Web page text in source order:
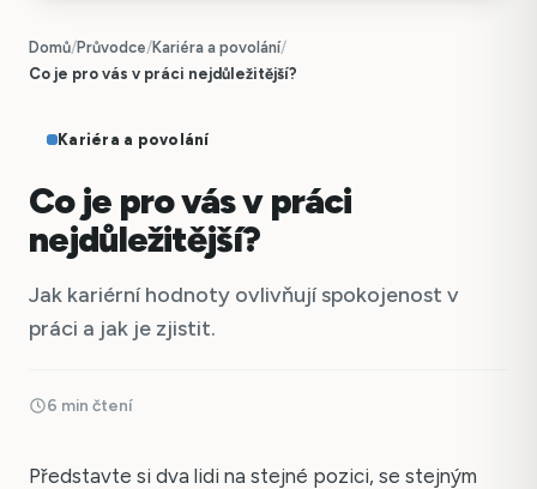
Domů/Průvodce/Kariéra a povolání/
Co je pro vás v práci nejdůležitější?
Kariéra a povolání
Co je pro vás v práci
nejdůležitější?
Jak kariérní hodnoty ovlivňují spokojenost v
práci a jak je zjistit.
6 min čtení
Představte si dva lidi na stejné pozici, se stejným